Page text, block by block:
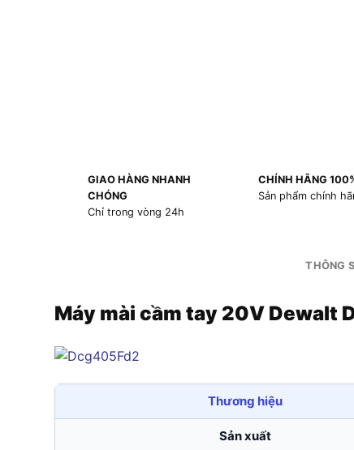
GIAO HÀNG NHANH
CHÓNG
Chỉ trong vòng 24h
CHÍNH HÃNG
Sản phẩm chính
THÔNG
Máy mài cầm tay 20V Dewalt
Thương hiệu
Sản xuất